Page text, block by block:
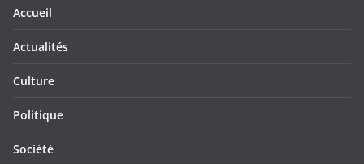
Accueil
Actualités
Culture
Politique
Société